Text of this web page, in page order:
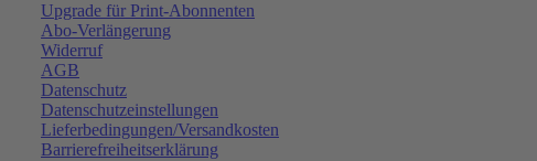
Upgrade für Print-Abonnenten
Abo-Verlängerung
Widerruf
AGB
Datenschutz
Datenschutzeinstellungen
Lieferbedingungen/Versandkosten
Barrierefreiheitserklärung